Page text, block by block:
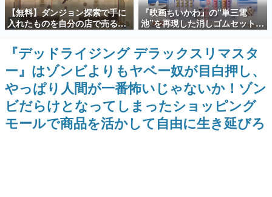
新世代に訊く
これからのデジタルゲーム市場を担う若きクリエイター達
の姿を追い、彼らのルーツと情熱を探っていきます。
ゲーム世代の作家たち
ゲームに多大な影響を受けた作家さんに取材し、ゲームが
日本のコンテンツ産業やカルチャーに与えた影響を探る企
画です。
日本モバイルゲーム産業史
日本のモバイルゲーム史における主要なトピック・タイト
ルを網羅するほか、開発者へのインタビューや識者による
解説を掲載。約20年の歴史が一望できる決定版！
【無料】ダンジョン探索で手に
入れたものを自分の店で売るゲ
ーム『Moonlighter』がSteam
にて無料配布中！続編
『Moonlighter 2』の9月2日正
式リリースを記念したキャンペ
ーン
『映画ちいかわ』の“単三電
池”を再現した消しゴムセットが
8月7日より発売決定。公式は
「在ったものを 消しながら いつ
かなくなる 永遠のいのち」と紹
介
『デッドライジング デラックスリマスタ
ー』はゾンビよりもヤベー奴が目白押し、
やっぱり人間が一番怖いじゃないか！ゾン
ビだらけとなってしまったショッピング
モールで商品を活かして自由に生き延びろ